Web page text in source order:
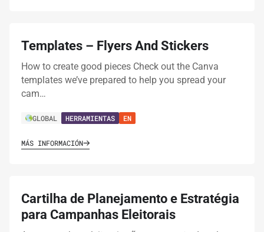
Templates – Flyers And Stickers
How to create good pieces Check out the Canva
templates we’ve prepared to help you spread your
cam…
GLOBAL HERRAMIENTAS EN
MÁS INFORMACIÓN
Cartilha de Planejamento e Estratégia
para Campanhas Eleitorais